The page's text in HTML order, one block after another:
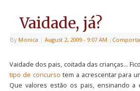
Vaidade, já?
By Monica | August 2, 2009 - 9:07 AM |
Vaidade dos pais, coitada das crianças…
tipo de concurso tem a acrescentar para
Que valores estão os pais, ensinando a